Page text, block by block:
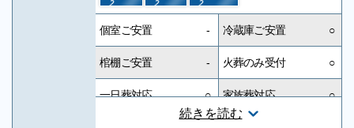
続きを読む
個室ご安置 - 冷蔵庫ご安置 ○
棺棚ご安置 - 火葬のみ受付 ○
一日葬対応 ○ 家族葬対応 ○